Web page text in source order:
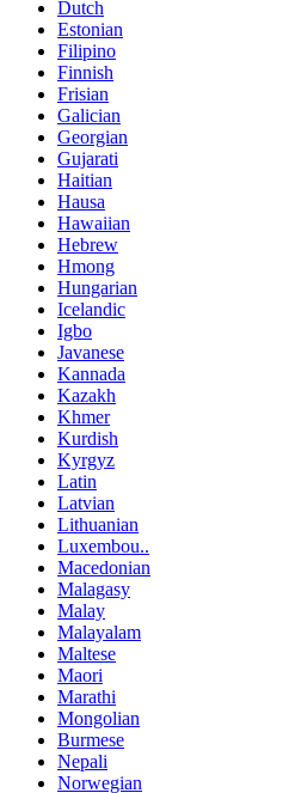
Dutch
Estonian
Filipino
Finnish
Frisian
Galician
Georgian
Gujarati
Haitian
Hausa
Hawaiian
Hebrew
Hmong
Hungarian
Icelandic
Igbo
Javanese
Kannada
Kazakh
Khmer
Kurdish
Kyrgyz
Latin
Latvian
Lithuanian
Luxembou..
Macedonian
Malagasy
Malay
Malayalam
Maltese
Maori
Marathi
Mongolian
Burmese
Nepali
Norwegian